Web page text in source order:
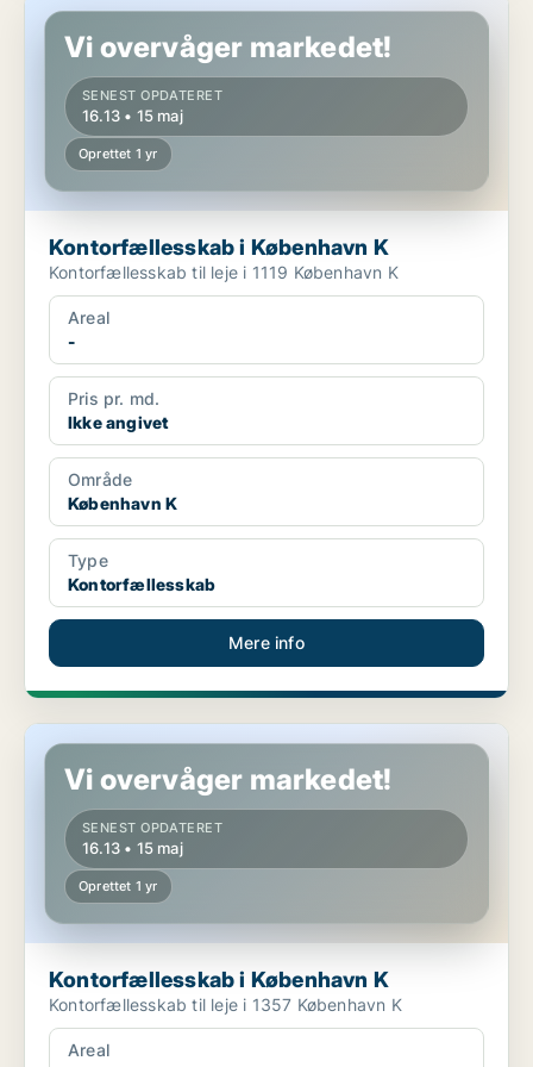
Vi overvåger markedet!
SENEST OPDATERET
16.13 • 15 maj
Oprettet 1 yr
Kontorfællesskab i København K
Kontorfællesskab til leje i 1119 København K
Areal
-
Pris pr. md.
Ikke angivet
Område
København K
Type
Kontorfællesskab
Mere info
Kontorfællesskab i København K
Vi overvåger markedet!
SENEST OPDATERET
16.13 • 15 maj
Oprettet 1 yr
Kontorfællesskab i København K
Kontorfællesskab til leje i 1357 København K
Areal